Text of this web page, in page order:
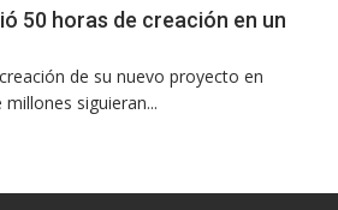
50 horas de creación en un
de su nuevo proyecto en
siguieran...